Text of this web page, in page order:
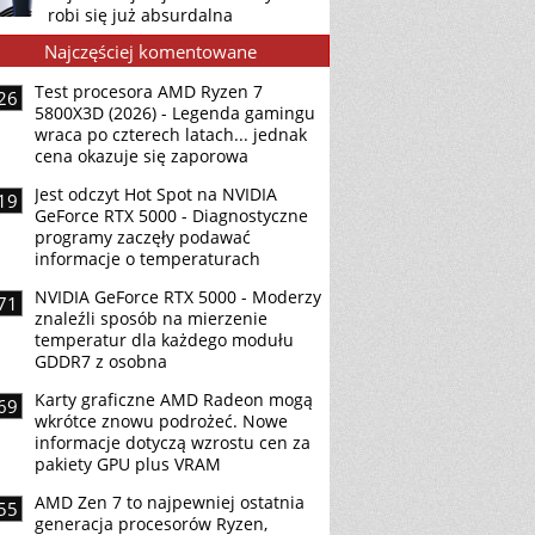
robi się już absurdalna
Najczęściej komentowane
Test procesora AMD Ryzen 7
5800X3D (2026) - Legenda gamingu
wraca po czterech latach... jednak
cena okazuje się zaporowa
Jest odczyt Hot Spot na NVIDIA
GeForce RTX 5000 - Diagnostyczne
programy zaczęły podawać
informacje o temperaturach
NVIDIA GeForce RTX 5000 - Moderzy
znaleźli sposób na mierzenie
temperatur dla każdego modułu
GDDR7 z osobna
Karty graficzne AMD Radeon mogą
wkrótce znowu podrożeć. Nowe
informacje dotyczą wzrostu cen za
pakiety GPU plus VRAM
AMD Zen 7 to najpewniej ostatnia
generacja procesorów Ryzen,